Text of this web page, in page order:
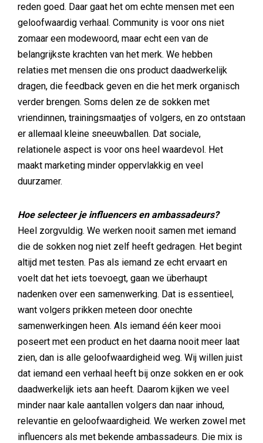
reden goed. Daar gaat het om echte mensen met een
geloofwaardig verhaal. Community is voor ons niet
zomaar een modewoord, maar echt een van de
belangrijkste krachten van het merk. We hebben
relaties met mensen die ons product daadwerkelijk
dragen, die feedback geven en die het merk organisch
verder brengen. Soms delen ze de sokken met
vriendinnen, trainingsmaatjes of volgers, en zo ontstaan
er allemaal kleine sneeuwballen. Dat sociale,
relationele aspect is voor ons heel waardevol. Het
maakt marketing minder oppervlakkig en veel
duurzamer.
Hoe selecteer je influencers en ambassadeurs?
Heel zorgvuldig. We werken nooit samen met iemand
die de sokken nog niet zelf heeft gedragen. Het begint
altijd met testen. Pas als iemand ze echt ervaart en
voelt dat het iets toevoegt, gaan we überhaupt
nadenken over een samenwerking. Dat is essentieel,
want volgers prikken meteen door onechte
samenwerkingen heen. Als iemand één keer mooi
poseert met een product en het daarna nooit meer laat
zien, dan is alle geloofwaardigheid weg. Wij willen juist
dat iemand een verhaal heeft bij onze sokken en er ook
daadwerkelijk iets aan heeft. Daarom kijken we veel
minder naar kale aantallen volgers dan naar inhoud,
relevantie en geloofwaardigheid. We werken zowel met
influencers als met bekende ambassadeurs. Die mix is